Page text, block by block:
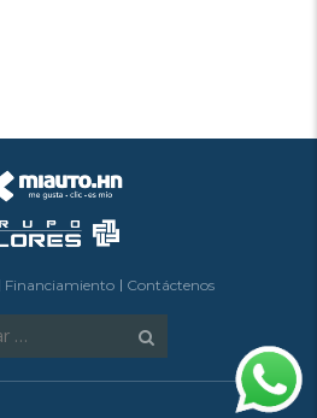
Financiamiento Contáctenos